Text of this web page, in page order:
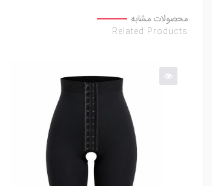
محصولات مشابه
Related Products